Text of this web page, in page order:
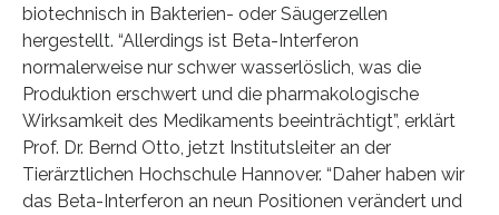
biotechnisch in Bakterien- oder Säugerzellen
hergestellt. “Allerdings ist Beta-Interferon
normalerweise nur schwer wasserlöslich, was die
Produktion erschwert und die pharmakologische
Wirksamkeit des Medikaments beeinträchtigt”, erklärt
Prof. Dr. Bernd Otto, jetzt Institutsleiter an der
Tierärztlichen Hochschule Hannover. “Daher haben wir
das Beta-Interferon an neun Positionen verändert und